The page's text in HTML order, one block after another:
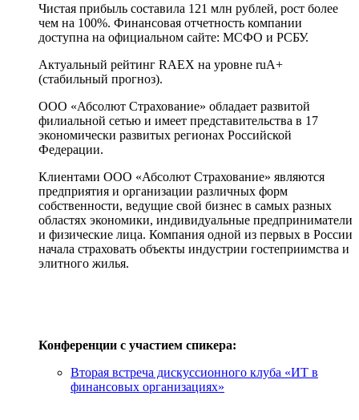
Чистая прибыль составила 121 млн рублей, рост более
чем на 100%. Финансовая отчетность компании
доступна на официальном сайте: МСФО и РСБУ.
Актуальный рейтинг RAEX на уровне ruA+
(стабильный прогноз).
ООО «Абсолют Страхование» обладает развитой
филиальной сетью и имеет представительства в 17
экономически развитых регионах Российской
Федерации.
Клиентами ООО «Абсолют Страхование» являются
предприятия и организации различных форм
собственности, ведущие свой бизнес в самых разных
областях экономики, индивидуальные предприниматели
и физические лица. Компания одной из первых в России
начала страховать объекты индустрии гостеприимства и
элитного жилья.
Конференции с участием спикера:
Вторая встреча дискуссионного клуба «ИТ в
финансовых организациях»